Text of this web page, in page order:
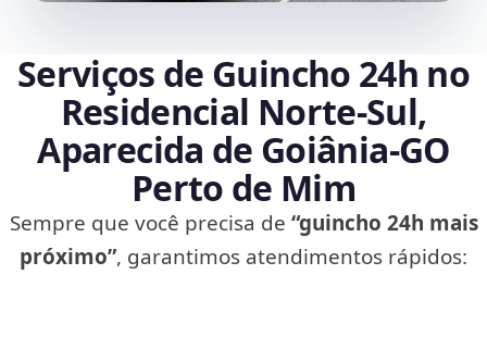
Serviços de Guincho 24h no
Residencial Norte-Sul,
Aparecida de Goiânia‑GO
Perto de Mim
Sempre que você precisa de “guincho 24h mais
próximo”, garantimos atendimentos rápidos: